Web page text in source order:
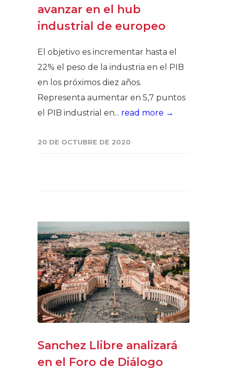
avanzar en el hub
industrial de europeo
El objetivo es incrementar hasta el
22% el peso de la industria en el PIB
en los próximos diez años.
Representa aumentar en 5,7 puntos
el PIB industrial en... read more →
20 DE OCTUBRE DE 2020
Sanchez Llibre analizará
en el Foro de Diálogo